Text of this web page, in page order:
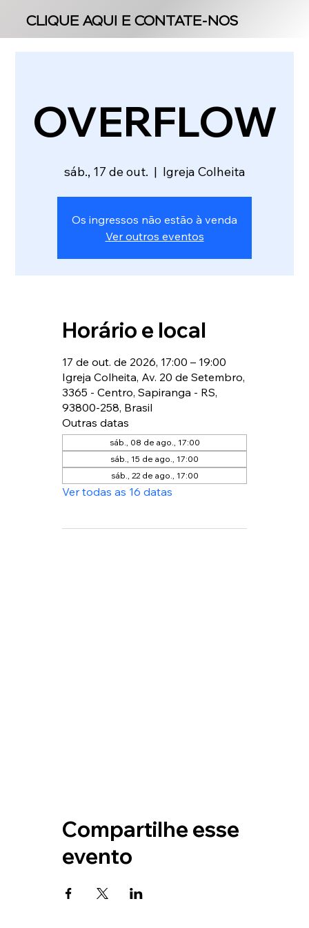
CLIQUE AQUI E CONTATE-NOS
CLIQUE AQUI E CONTATE-NOS
OVERFLOW
sáb., 17 de out.
  |
Igreja Colheita
Os ingressos não estão à venda
Ver outros eventos
Horário e local
17 de out. de 2026, 17:00 – 19:00
Igreja Colheita, Av. 20 de Setembro,
3365 - Centro, Sapiranga - RS,
93800-258, Brasil
Outras datas
sáb., 08 de ago., 17:00
sáb., 15 de ago., 17:00
sáb., 22 de ago., 17:00
Ver todas as 16 datas
Compartilhe esse
evento